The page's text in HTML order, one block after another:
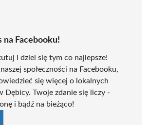
na Facebooku!
i dziel się tym co najlepsze!
społeczności na Facebooku,
się więcej o lokalnych
Dębicy. Twoje zdanie się liczy -
i bądź na bieżąco!